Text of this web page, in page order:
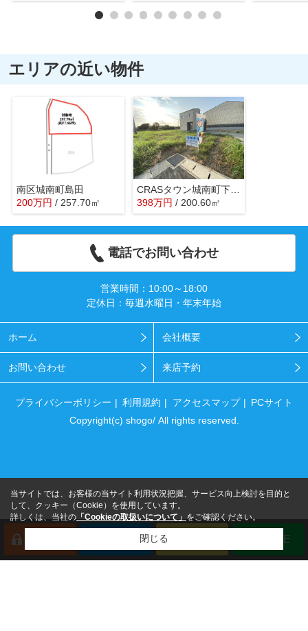
エリアの近い物件
南区城南町島田
200万円 / 257.70㎡
CRASタウン城南町下宮地
398万円 / 200.60㎡
電話でお問い合わせ
営業時間：10:00～18:00
定休日：毎週水曜日・年末年始
ホーム 会社概要
お問い合わせ 来店予約
プライバシーポリシー 利用規約 アクセスマップ
PCサイト
Copyright(c) shogo/ All rights reserved.
来店予約 LINE
当サイトでは、お客様の当サイト利用状況把握、サービス向上検討を目的と
して、クッキー（Cookie）を使用しています。
詳しくは、当社の「Cookieの取扱いについて」をご確認ください。
閉じる